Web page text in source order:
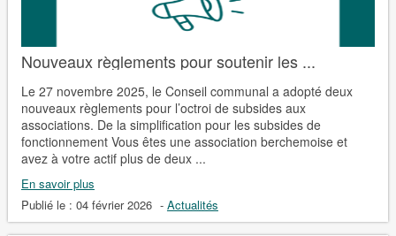
Nouveaux règlements pour soutenir les ...
Le 27 novembre 2025, le Conseil communal a adopté deux
nouveaux règlements pour l’octroi de subsides aux
associations. De la simplification pour les subsides de
fonctionnement Vous êtes une association berchemoise et
avez à votre actif plus de deux ...
En savoir plus
Publié le : 04 février 2026 - Actualités